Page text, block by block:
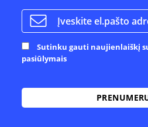
Sutinku gauti naujienlaiškį
pasiūlymais